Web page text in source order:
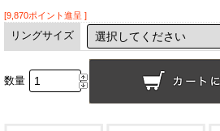
[9,870ポイント進呈 ]
リングサイズ
数量